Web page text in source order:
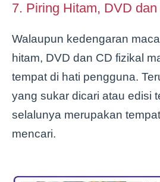
7. Piring Hitam, DVD
Walaupun kedengaran
hitam, DVD dan CD fizikal
tempat di hati pengguna.
yang sukar dicari atau edisi
selalunya merupakan
mencari.